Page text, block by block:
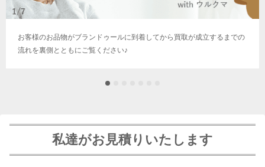
お客様のお品物がブランドゥールに到着してから買取が成立するまでの
流れを裏側とともにご覧ください♪
私達がお見積りいたします